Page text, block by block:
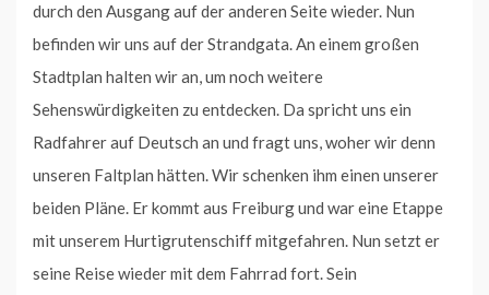
durch den Ausgang auf der anderen Seite wieder. Nun
befinden wir uns auf der Strandgata. An einem großen
Stadtplan halten wir an, um noch weitere
Sehenswürdigkeiten zu entdecken. Da spricht uns ein
Radfahrer auf Deutsch an und fragt uns, woher wir denn
unseren Faltplan hätten. Wir schenken ihm einen unserer
beiden Pläne. Er kommt aus Freiburg und war eine Etappe
mit unserem Hurtigrutenschiff mitgefahren. Nun setzt er
seine Reise wieder mit dem Fahrrad fort. Sein